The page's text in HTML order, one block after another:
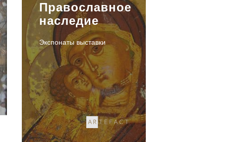
Православное
наследие
Экспонаты выставки